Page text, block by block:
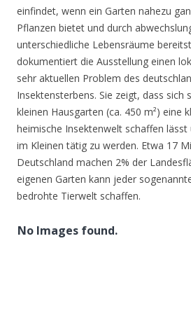
einfindet, wenn ein Garten nahezu
Pflanzen bietet und durch
unterschiedliche Lebensräume
dokumentiert die Ausstellung einen
sehr aktuellen Problem des
Insektensterbens. Sie zeigt, dass sich
kleinen Hausgarten (ca. 450 m²) eine
heimische Insektenwelt schaffen
im Kleinen tätig zu werden. Etwa 17
Deutschland machen 2% der
eigenen Garten kann jeder
bedrohte Tierwelt schaffen.
No Images found.